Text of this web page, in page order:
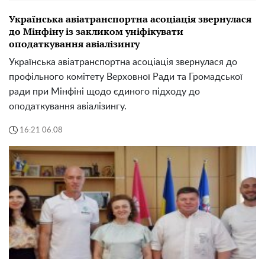
Українська авіатранспортна асоціація звернулася
до Мінфіну із закликом уніфікувати
оподаткування авіалізингу
Українська авіатранспортна асоціація звернулася до
профільного комітету Верховної Ради та Громадської
ради при Мінфіні щодо єдиного підходу до
оподаткування авіалізингу.
16:21 06.08